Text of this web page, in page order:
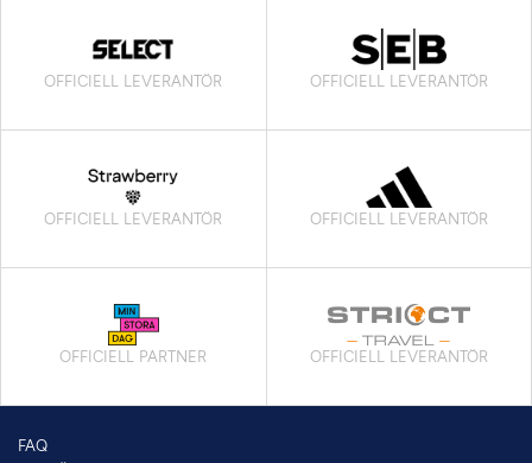
OFFICIELL LEVERANTÖR OFFICIELL LEVERANTÖR
OFFICIELL LEVERANTÖR OFFICIELL LEVERANTÖR
OFFICIELL PARTNER OFFICIELL LEVERANTÖR
FAQ